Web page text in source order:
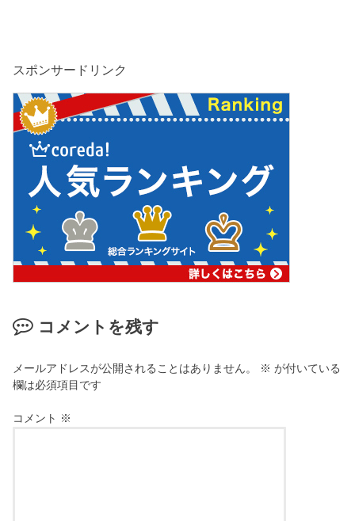
スポンサードリンク
コメントを残す
メールアドレスが公開されることはありません。 ※ が付いている
欄は必須項目です
コメント ※